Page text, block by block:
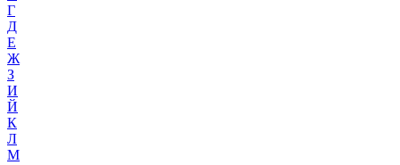
Г
Д
Е
Ж
З
И
Й
К
Л
М